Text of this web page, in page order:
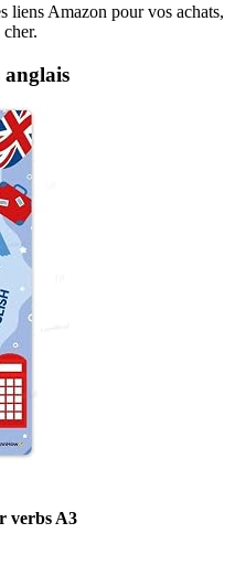
liens Amazon pour vos achats,
anglais
verbs A3